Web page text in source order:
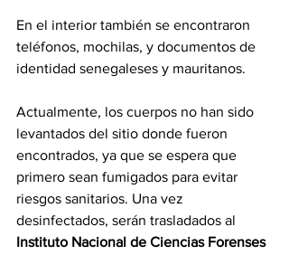
En el interior también se encontraron
teléfonos, mochilas, y documentos de
identidad senegaleses y mauritanos.
Actualmente, los cuerpos no han sido
levantados del sitio donde fueron
encontrados, ya que se espera que
primero sean fumigados para evitar
riesgos sanitarios. Una vez
desinfectados, serán trasladados al
Instituto Nacional de Ciencias Forenses